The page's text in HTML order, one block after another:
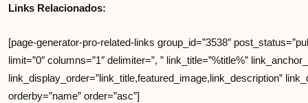
Links Relacionados:
[page-generator-pro-related-links group_id=”3538″
limit=”0″ columns=”1″ delimiter=”, ” link_title=”%title%”
link_display_order=”link_title,featured_image,link_description”
orderby=”name” order=”asc”]